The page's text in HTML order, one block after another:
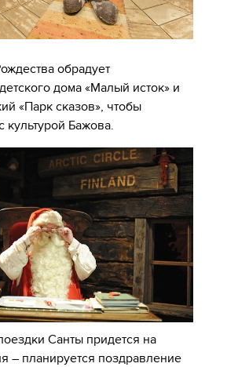
обрадует
дома «Малый исток» и
«Парк сказов», чтобы
культурой Бажова.
Санты придется на
– планируется поздравление